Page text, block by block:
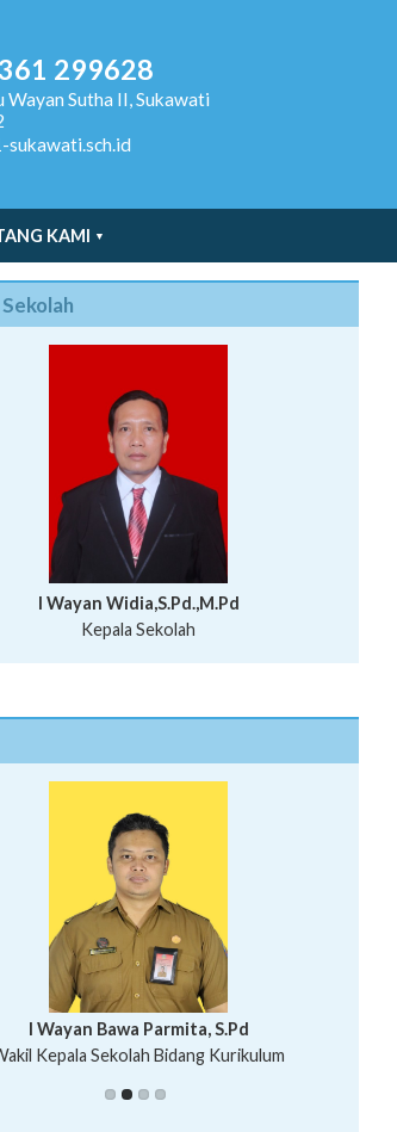
299628
Wayan Sutha II, Sukawati
sukawati.sch.id
KAMI
I Wayan Widia,S.Pd.,M.Pd
Kepala Sekolah
Putu Suhartana, S.Pd.
I Wayan Bawa Parmita, S.Pd
Kepala Sekolah Bidang Kurikulum
Gede Aditya Pratita, S.Pd., M.Sn
Ni Wayan Nopi Sutantri, S.Pd.